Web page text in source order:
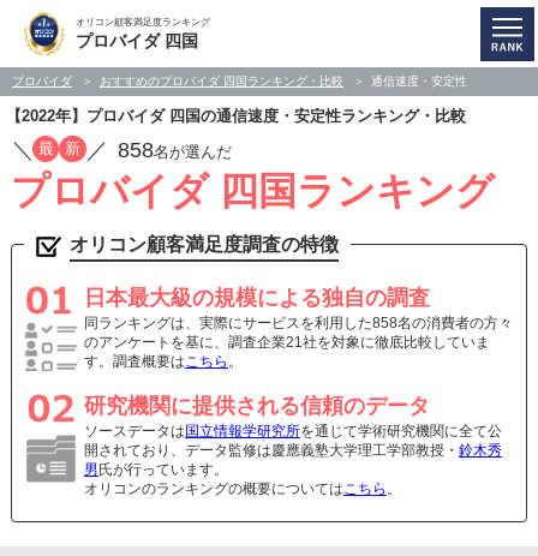
オリコン顧客満足度ランキング
プロバイダ 四国
プロバイダ おすすめのプロバイダ 四国ランキング・比較 通信速度・安定性
【2022年】プロバイダ 四国の通信速度・安定性ランキング・比較
／ 最 新 ／ 858名が選んだ
プロバイダ 四国ランキング
オリコン顧客満足度調査の特徴
日本最大級の規模による独自の調査
同ランキングは、実際にサービスを利用した858名の消費者の方々
のアンケートを基に、調査企業21社を対象に徹底比較していま
す。調査概要はこちら 。
研究機関に提供される信頼のデータ
ソースデータは 国立情報学研究所を通じて学術研究機関に全て公
開されており、データ監修は慶應義塾大学理工学部教授・ 鈴木秀
男 氏が行っています。
オリコンのランキングの概要についてはこちら 。